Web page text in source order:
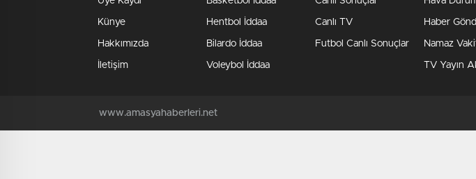
Künye
Hakkımızda
İletişim
Hentbol İddaa
Bilardo İddaa
Voleybol İddaa
Canlı TV
Futbol Canlı Sonuçlar
Haber
Namaz
TV Yayın
www.amasyahaberleri.net